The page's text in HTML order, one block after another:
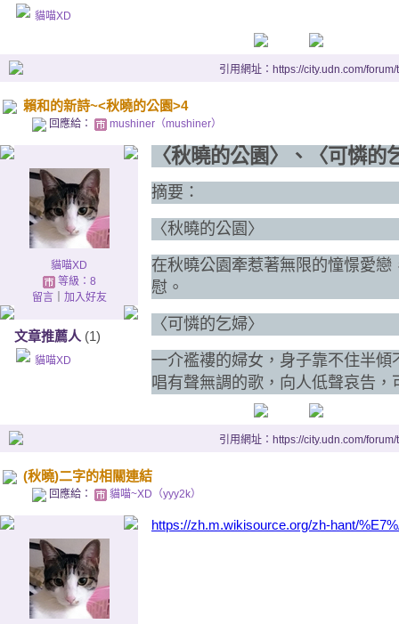
貓喵XD
引用網址：https://city.udn.com/
賴和的新詩~<秋曉的公園>4
回應給： mushiner（mushiner）
貓喵XD
等級：8
留言｜ 加入好友
文章推薦人 (1)
貓喵XD
〈秋曉的公園〉、〈可憐的
摘要：
〈秋曉的公園〉
在秋曉公園牽惹著無限的憧憬愛
慰。
〈可憐的乞婦〉
一介襤褸的婦女，身子靠不住半
唱有聲無調的歌，向人低聲哀告
引用網址：https://city.udn.com/
(秋曉)二字的相關連結
回應給： 貓喵~XD（yyy2k）
https://zh.m.wikisource.org/zh-hant/